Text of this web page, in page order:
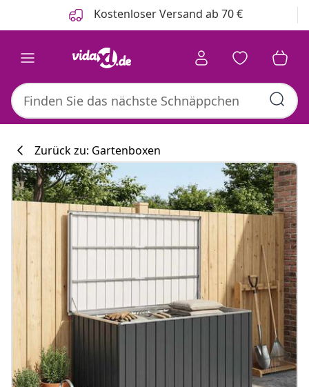
Kostenloser Versand ab 70 €
Zurück zu: Gartenboxen